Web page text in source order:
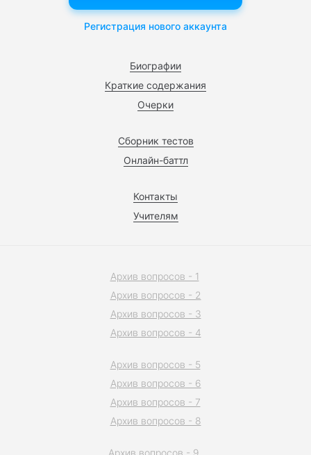
Биографии
Краткие содержания
Очерки
Сборник тестов
Онлайн-баттл
Контакты
Учителям
Регистрация нового аккаунта
Архив вопросов - 1
Архив вопросов - 2
Архив вопросов - 3
Архив вопросов - 4
Архив вопросов - 5
Архив вопросов - 6
Архив вопросов - 7
Архив вопросов - 8
Архив вопросов - 9